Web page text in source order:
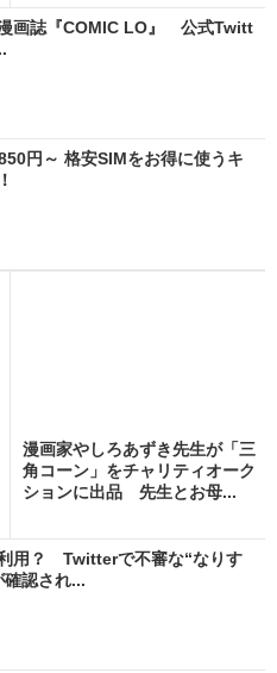
画誌『COMIC LO』 公式Twitt
円～ 格安SIMをお得に使うキ
漫画家やしろあずき先生が「三
角コーン」をチャリティオーク
ションに出品 先生とお母...
用？ Twitterで不審な“なりす
確認され...